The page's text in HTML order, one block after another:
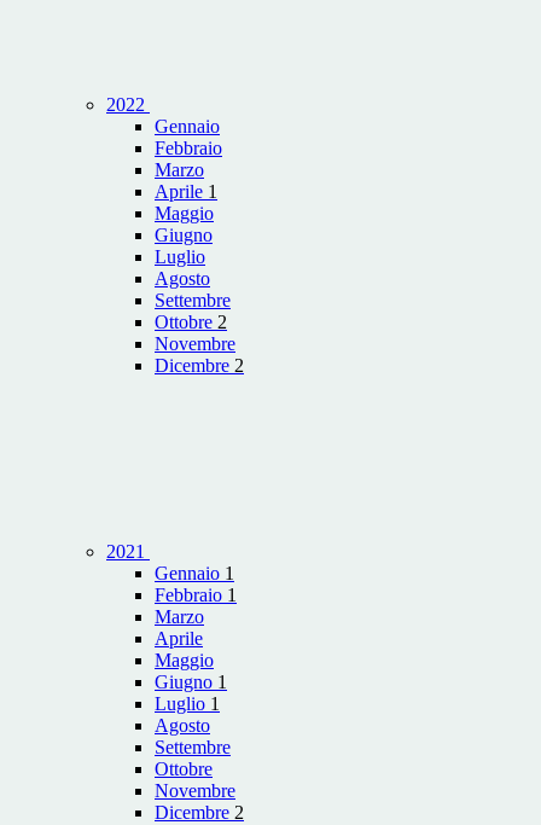
2022
Gennaio
Febbraio
Marzo
Aprile 1
Maggio
Giugno
Luglio
Agosto
Settembre
Ottobre 2
Novembre
Dicembre 2
2021
Gennaio 1
Febbraio 1
Marzo
Aprile
Maggio
Giugno 1
Luglio 1
Agosto
Settembre
Ottobre
Novembre
Dicembre 2